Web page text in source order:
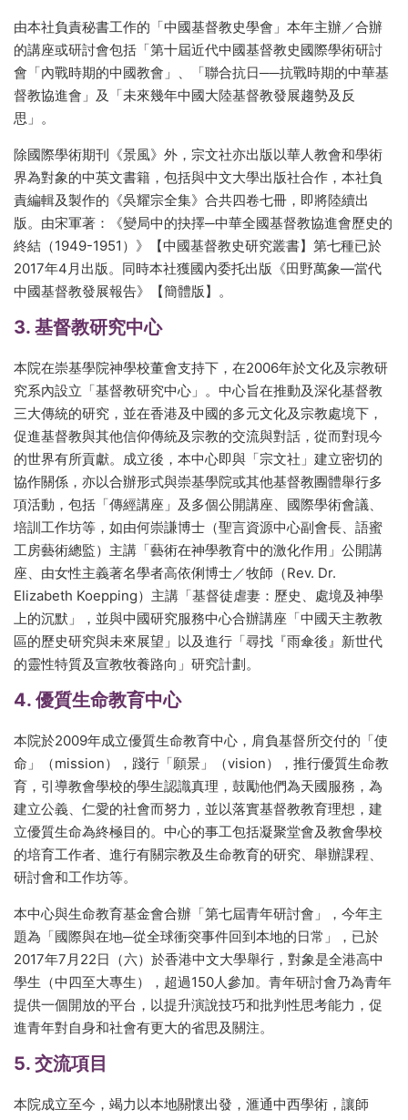
由本社負責秘書工作的「中國基督教史學會」本年主辦／合辦
的講座或研討會包括「第十屆近代中國基督教史國際學術研討
會「內戰時期的中國教會」、「聯合抗日──抗戰時期的中華基
督教協進會」及「未來幾年中國大陸基督教發展趨勢及反
思」。
除國際學術期刊《景風》外，宗文社亦出版以華人教會和學術
界為對象的中英文書籍，包括與中文大學出版社合作，本社負
責編輯及製作的《吳耀宗全集》合共四卷七冊，即將陸續出
版。由宋軍著：《變局中的抉擇─中華全國基督教協進會歷史的
終結（1949-1951）》【中國基督教史研究叢書】第七種已於
2017年4月出版。同時本社獲國內委托出版《田野萬象—當代
中國基督教發展報告》【簡體版】。
3. 基督教研究中心
本院在崇基學院神學校董會支持下，在2006年於文化及宗教研
究系內設立「基督教研究中心」。中心旨在推動及深化基督教
三大傳統的研究，並在香港及中國的多元文化及宗教處境下，
促進基督教與其他信仰傳統及宗教的交流與對話，從而對現今
的世界有所貢獻。成立後，本中心即與「宗文社」建立密切的
協作關係，亦以合辦形式與崇基學院或其他基督教團體舉行多
項活動，包括「傳經講座」及多個公開講座、國際學術會議、
培訓工作坊等，如由何崇謙博士（聖言資源中心副會長、語蜜
工房藝術總監）主講「藝術在神學教育中的激化作用」公開講
座、由女性主義著名學者高依俐博士／牧師（Rev. Dr.
Elizabeth Koepping）主講「基督徒虐妻：歷史、處境及神學
上的沉默」，並與中國研究服務中心合辦講座「中國天主教教
區的歷史研究與未來展望」以及進行「尋找『雨傘後』新世代
的靈性特質及宣教牧養路向」研究計劃。
4. 優質生命教育中心
本院於2009年成立優質生命教育中心，肩負基督所交付的「使
命」（mission），踐行「願景」（vision），推行優質生命教
育，引導教會學校的學生認識真理，鼓勵他們為天國服務，為
建立公義、仁愛的社會而努力，並以落實基督教教育理想，建
立優質生命為終極目的。中心的事工包括凝聚堂會及教會學校
的培育工作者、進行有關宗教及生命教育的研究、舉辦課程、
研討會和工作坊等。
本中心與生命教育基金會合辦「第七屆青年研討會」，今年主
題為「國際與在地─從全球衝突事件回到本地的日常」，已於
2017年7月22日（六）於香港中文大學舉行，對象是全港高中
學生（中四至大專生），超過150人參加。青年研討會乃為青年
提供一個開放的平台，以提升演說技巧和批判性思考能力，促
進青年對自身和社會有更大的省思及關注。
5. 交流項目
本院成立至今，竭力以本地關懷出發，滙通中西學術，讓師